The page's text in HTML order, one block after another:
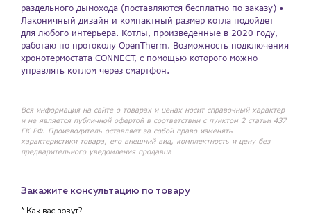
раздельного дымохода (поставляются бесплатно по заказу) •
Лаконичный дизайн и компактный размер котла подойдет
для любого интерьера. Котлы, произведенные в 2020 году,
работаю по протоколу OpenTherm. Возможность подключения
хронотермостата CONNECT, с помощью которого можно
управлять котлом через смартфон.
Вся информация на сайте о товарах и ценах носит справочный характер
и не является публичной офертой в соответствии с пунктом 2 статьи 437
ГК РФ. Производитель оставляет за собой право изменять
характеристики товара, его внешний вид, комплектность и цену без
предварительного уведомления продавца
Закажите консультацию по товару
* Как вас зовут?